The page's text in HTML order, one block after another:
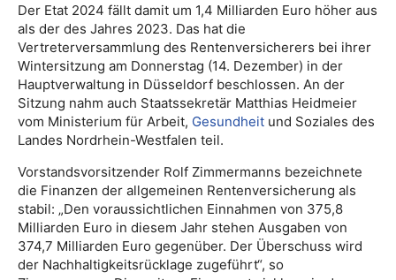
Der Etat 2024 fällt damit um 1,4 Milliarden Euro höher aus
als der des Jahres 2023. Das hat die
Vertreterversammlung des Rentenversicherers bei ihrer
Wintersitzung am Donnerstag (14. Dezember) in der
Hauptverwaltung in Düsseldorf beschlossen. An der
Sitzung nahm auch Staatssekretär Matthias Heidmeier
vom Ministerium für Arbeit, Gesundheit und Soziales des
Landes Nordrhein-Westfalen teil.
Vorstandsvorsitzender Rolf Zimmermanns bezeichnete
die Finanzen der allgemeinen Rentenversicherung als
stabil: „Den voraussichtlichen Einnahmen von 375,8
Milliarden Euro in diesem Jahr stehen Ausgaben von
374,7 Milliarden Euro gegenüber. Der Überschuss wird
der Nachhaltigkeitsrücklage zugeführt“, so